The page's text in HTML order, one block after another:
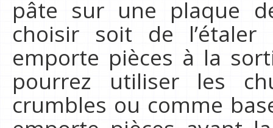
pâte sur une plaque
choisir soit de
emporte pièces à la
pourrez utiliser les
crumbles ou comme